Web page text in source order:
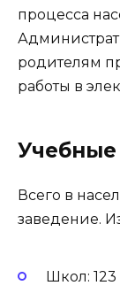
процесса
родителям
работы в
Учебные
Всего в
заведение.
Школ: 123